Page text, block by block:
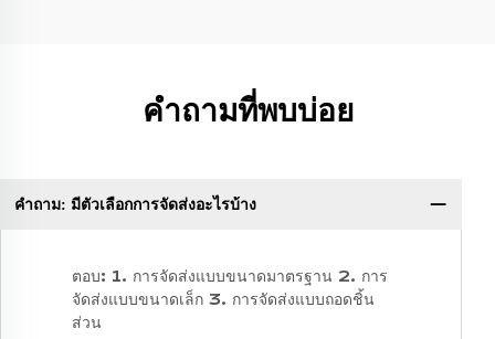
คำถามที่พบบ่อย
คำถาม: มีตัวเลือกการจัดส่งอะไรบ้าง
ตอบ: 1. การจัดส่งแบบขนาดมาตรฐาน 2. การ
จัดส่งแบบขนาดเล็ก 3. การจัดส่งแบบถอดชิ้น
ส่วน